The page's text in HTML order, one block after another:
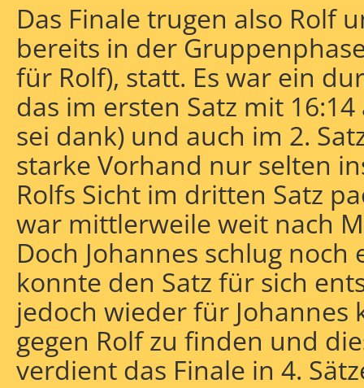
Das Finale trugen also Rolf
bereits in der
für Rolf), statt. Es war ein
das im ersten Satz mit
sei dank) und auch im 2.
starke Vorhand nur selten
Rolfs Sicht im dritten Satz
war mittlerweile weit nach
Doch Johannes schlug
konnte den Satz für sich
jedoch wieder für Johannes
gegen Rolf zu finden und
verdient das Finale in 4.